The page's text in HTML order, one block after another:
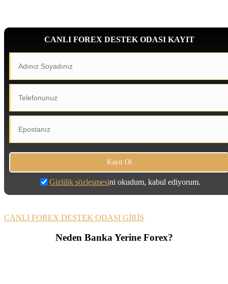
CANLI FOREX DESTEK ODASI KAYIT
Gizlilik sözleşmesini okudum, kabul ediyorum.
CANLI FOREX DESTEK ODASI GİRİŞ
Neden Banka Yerine Forex?